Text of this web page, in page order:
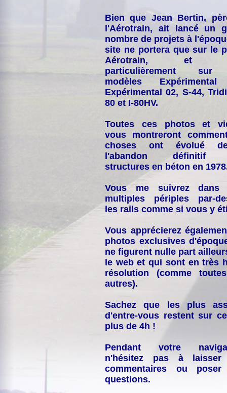
Bien que Jean Bertin,
l'Aérotrain, ait lancé un
nombre de projets à
site ne portera que sur le
Aérotrain, et
particulièrement
modèles
Expérimental 02, S-44,
80 et I-80HV.
Toutes ces photos et
vous montreront
choses ont évolué
l'abandon définitif
structures en béton en
Vous me suivrez dans
multiples périples par-
les rails comme si vous y
Vous apprécierez
photos exclusives
ne figurent nulle part
le web et qui sont en très
résolution (comme
autres).
Sachez que les plus
d'entre-vous restent sur
plus de 4h !
Pendant votre
n'hésitez pas à laisser
commentaires ou
questions.